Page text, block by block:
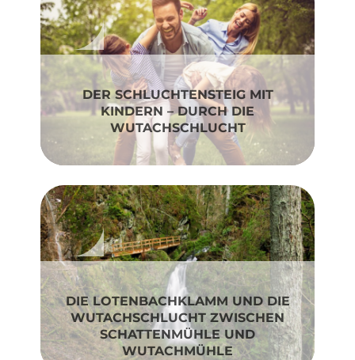
DER SCHLUCHTENSTEIG MIT
KINDERN – DURCH DIE
WUTACHSCHLUCHT
DIE LOTENBACHKLAMM UND DIE
WUTACHSCHLUCHT ZWISCHEN
SCHATTENMÜHLE UND
WUTACHMÜHLE